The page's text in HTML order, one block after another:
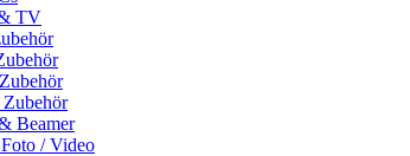
TV
Beamer
/ Video